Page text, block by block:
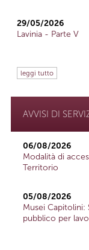
29/05/2026
Lavinia - Parte V
leggi tutto
AVVISI DI
06/08/2026
Modalità di
Territorio
05/08/2026
Musei
pubblico per